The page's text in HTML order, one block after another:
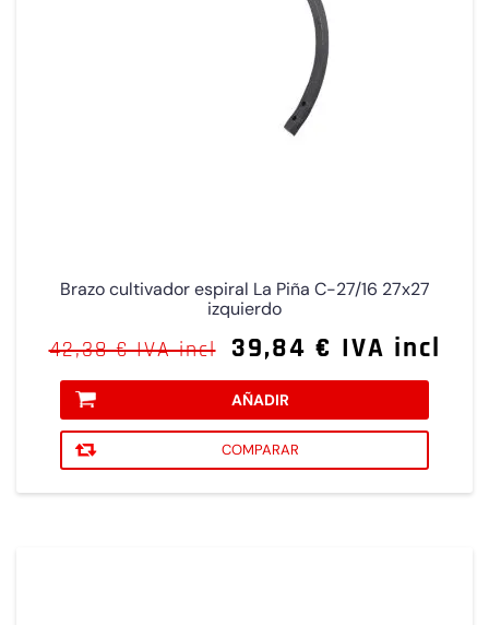
Brazo cultivador espiral La Piña C-27/16 27x27
izquierdo
42,38 € IVA incl 39,84 € IVA incl
AÑADIR
COMPARAR